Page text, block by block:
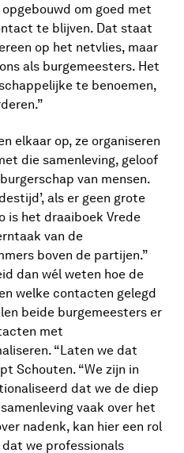
om goed met
te blijven. Dat staat
op het netvlies, maar
als burgemeesters. Het
te benoemen,
elkaar op, ze organiseren
die samenleving, geloof
van mensen.
als er geen grote
is het draaiboek Vrede
van de
boven de partijen.”
dan wél weten hoe de
welke contacten gelegd
beide burgemeesters er
met
“Laten we dat
Schouten. “We zijn in
dat we de diep
vaak over het
nadenk, kan hier een rol
we professionals